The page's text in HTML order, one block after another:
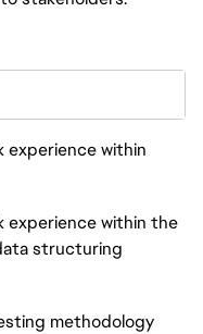
within
within the
structuring
methodology